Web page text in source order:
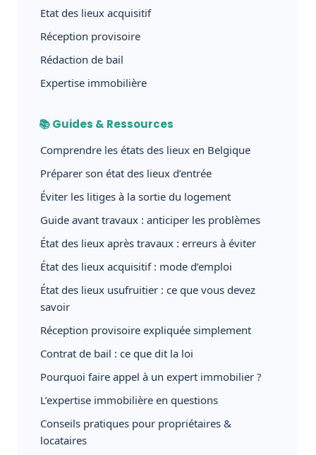
Etat des lieux acquisitif
Réception provisoire
Rédaction de bail
Expertise immobilière
📚 Guides & Ressources
Comprendre les états des lieux en Belgique
Préparer son état des lieux d’entrée
Éviter les litiges à la sortie du logement
Guide avant travaux : anticiper les problèmes
État des lieux après travaux : erreurs à éviter
État des lieux acquisitif : mode d’emploi
État des lieux usufruitier : ce que vous devez
savoir
Réception provisoire expliquée simplement
Contrat de bail : ce que dit la loi
Pourquoi faire appel à un expert immobilier ?
L’expertise immobilière en questions
Conseils pratiques pour propriétaires &
locataires